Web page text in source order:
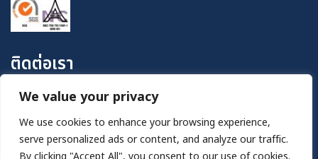
We value your privacy
We use cookies to enhance your browsing experience,
serve personalized ads or content, and analyze our traffic.
ติดต่อเรา
สุรนารี อำเภอเมือง จังหวัดนครราชสีมา 30000
technopolis@sut.ac.th